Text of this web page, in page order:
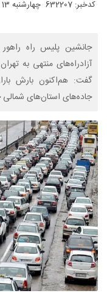
کدخبر: 632207 چهارشنبه 13 خرداد 1405
جانشین پلیس راه
آزادراه‌های منتهی به
گفت: هم‌اکنون بارش
جاده‌های استان‌های شمالی